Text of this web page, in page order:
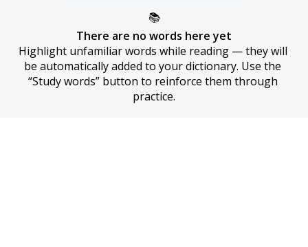
📚
There are no words here yet
Highlight unfamiliar words while reading — they will
be automatically added to your dictionary. Use the
“Study words” button to reinforce them through
practice.